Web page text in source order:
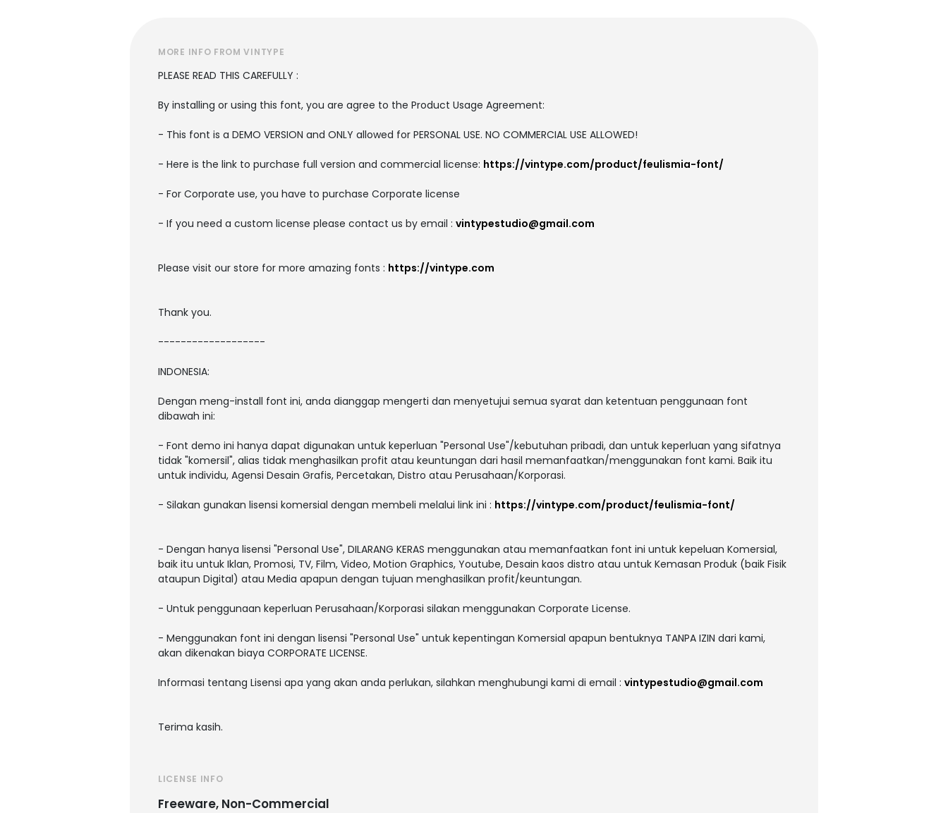
MORE INFO FROM VINTYPE
PLEASE READ THIS CAREFULLY :
By installing or using this font, you are agree to the Product Usage Agreement:
- This font is a DEMO VERSION and ONLY allowed for PERSONAL USE. NO COMMERCIAL USE ALLOWED!
- Here is the link to purchase full version and commercial license: https://vintype.com/product/feulismia-font/
- For Corporate use, you have to purchase Corporate license
- If you need a custom license please contact us by email : vintypestudio@gmail.com
Please visit our store for more amazing fonts : https://vintype.com
Thank you.
-------------------
INDONESIA:
Dengan meng-install font ini, anda dianggap mengerti dan menyetujui semua syarat dan ketentuan penggunaan font
dibawah ini:
- Font demo ini hanya dapat digunakan untuk keperluan "Personal Use"/kebutuhan pribadi, dan untuk keperluan yang sifatnya
tidak "komersil", alias tidak menghasilkan profit atau keuntungan dari hasil memanfaatkan/menggunakan font kami. Baik itu
untuk individu, Agensi Desain Grafis, Percetakan, Distro atau Perusahaan/Korporasi.
- Silakan gunakan lisensi komersial dengan membeli melalui link ini : https://vintype.com/product/feulismia-font/
- Dengan hanya lisensi "Personal Use", DILARANG KERAS menggunakan atau memanfaatkan font ini untuk kepeluan Komersial,
baik itu untuk Iklan, Promosi, TV, Film, Video, Motion Graphics, Youtube, Desain kaos distro atau untuk Kemasan Produk (baik Fisik
ataupun Digital) atau Media apapun dengan tujuan menghasilkan profit/keuntungan.
- Untuk penggunaan keperluan Perusahaan/Korporasi silakan menggunakan Corporate License.
- Menggunakan font ini dengan lisensi "Personal Use" untuk kepentingan Komersial apapun bentuknya TANPA IZIN dari kami,
akan dikenakan biaya CORPORATE LICENSE.
Informasi tentang Lisensi apa yang akan anda perlukan, silahkan menghubungi kami di email : vintypestudio@gmail.com
Terima kasih.
LICENSE INFO
Freeware, Non-Commercial